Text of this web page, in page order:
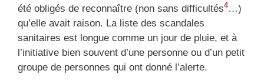
été obligés de reconnaître (non sans difficultés4…)
qu’elle avait raison. La liste des scandales
sanitaires est longue comme un jour de pluie, et à
l’initiative bien souvent d’une personne ou d’un petit
groupe de personnes qui ont donné l’alerte.